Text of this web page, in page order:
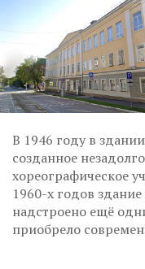
В 1946 году в
созданное
хореографическое
1960-х годов
надстроено ещё
приобрело